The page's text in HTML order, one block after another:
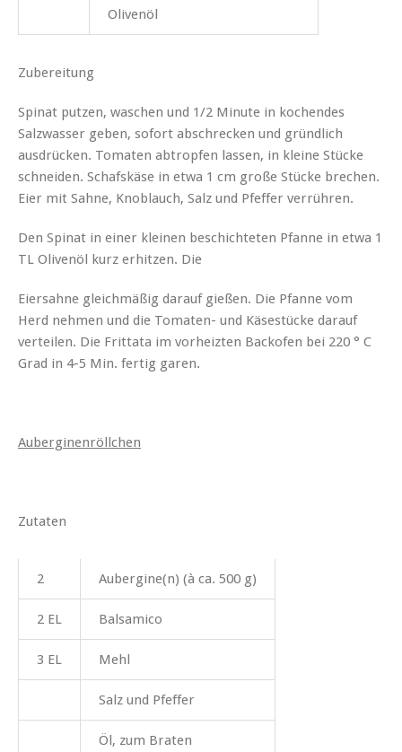
Olivenöl
Zubereitung
Spinat putzen, waschen und 1/2 Minute in kochendes
Salzwasser geben, sofort abschrecken und gründlich
ausdrücken. Tomaten abtropfen lassen, in kleine Stücke
schneiden. Schafskäse in etwa 1 cm große Stücke brechen.
Eier mit Sahne, Knoblauch, Salz und Pfeffer verrühren.
Den Spinat in einer kleinen beschichteten Pfanne in etwa 1
TL Olivenöl kurz erhitzen. Die
Eiersahne gleichmäßig darauf gießen. Die Pfanne vom
Herd nehmen und die Tomaten- und Käsestücke darauf
verteilen. Die Frittata im vorheizten Backofen bei 220 ° C
Grad in 4-5 Min. fertig garen.
Auberginenröllchen
Zutaten
2 Aubergine(n) (à ca. 500 g)
2 EL Balsamico
3 EL Mehl
Salz und Pfeffer
Öl, zum Braten